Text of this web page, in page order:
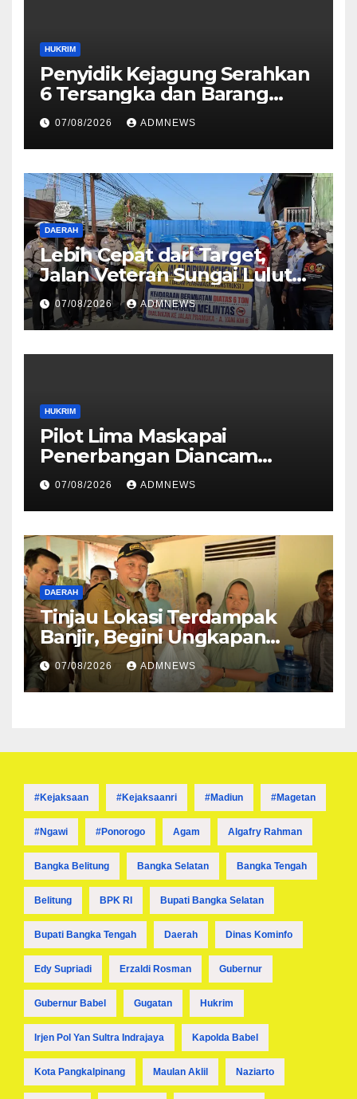
HUKRIM
Penyidik Kejagung Serahkan
6 Tersangka dan Barang
Bukti Perkara Korupsi
PETRAL, PES dan ISC ke JPU
Kejari Jakarta Pusat
07/08/2026 ADMNEWS
DAERAH
Lebih Cepat dari Target,
Jalan Veteran Sungai Lulut
Dibuka
07/08/2026 ADMNEWS
HUKRIM
Pilot Lima Maskapai
Penerbangan Diancam
Ditembak Mati OPM
07/08/2026 ADMNEWS
DAERAH
Tinjau Lokasi Terdampak
Banjir, Begini Ungkapan
Mahyeldi
07/08/2026 ADMNEWS
#kejaksaan #kejaksaanri #madiun #magetan
#ngawi #ponorogo Agam Algafry Rahman
Bangka Belitung Bangka Selatan Bangka Tengah
Belitung BPK RI Bupati Bangka Selatan
Bupati Bangka Tengah Daerah Dinas Kominfo
Edy Supriadi Erzaldi Rosman Gubernur
Gubernur Babel Gugatan Hukrim
Irjen Pol Yan Sultra Indrajaya Kapolda Babel
Kota Pangkalpinang Maulan Aklil Naziarto